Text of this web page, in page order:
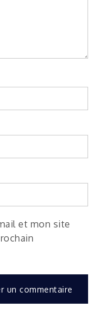
et mon site